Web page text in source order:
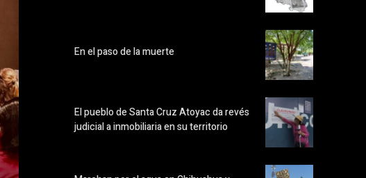
En el paso de la muerte
El pueblo de Santa Cruz Atoyac da revés
judicial a inmobiliaria en su territorio